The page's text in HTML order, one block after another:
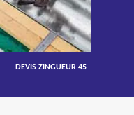
DEVIS ZINGUEUR 45